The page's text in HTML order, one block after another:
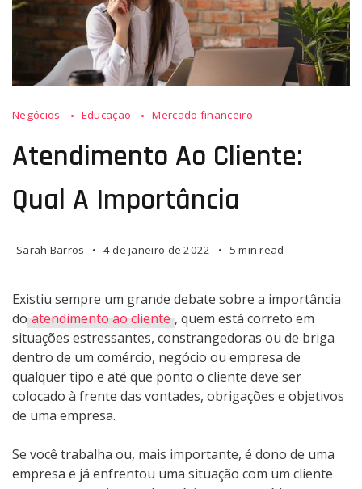
Negócios Educação Mercado financeiro
Atendimento Ao Cliente:
Qual A Importância
Sarah Barros 4 de janeiro de 2022 5 min read
Existiu sempre um grande debate sobre a importância
do atendimento ao cliente , quem está correto em
situações estressantes, constrangedoras ou de briga
dentro de um comércio, negócio ou empresa de
qualquer tipo e até que ponto o cliente deve ser
colocado à frente das vontades, obrigações e objetivos
de uma empresa.
Se você trabalha ou, mais importante, é dono de uma
empresa e já enfrentou uma situação com um cliente